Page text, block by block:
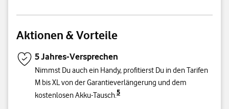
Aktionen & Vorteile
5 Jahres-Versprechen
Nimmst Du auch ein Handy, profitierst Du in den Tarifen
M bis XL von der Garantieverlängerung und dem
kostenlosen Akku-Tausch.5